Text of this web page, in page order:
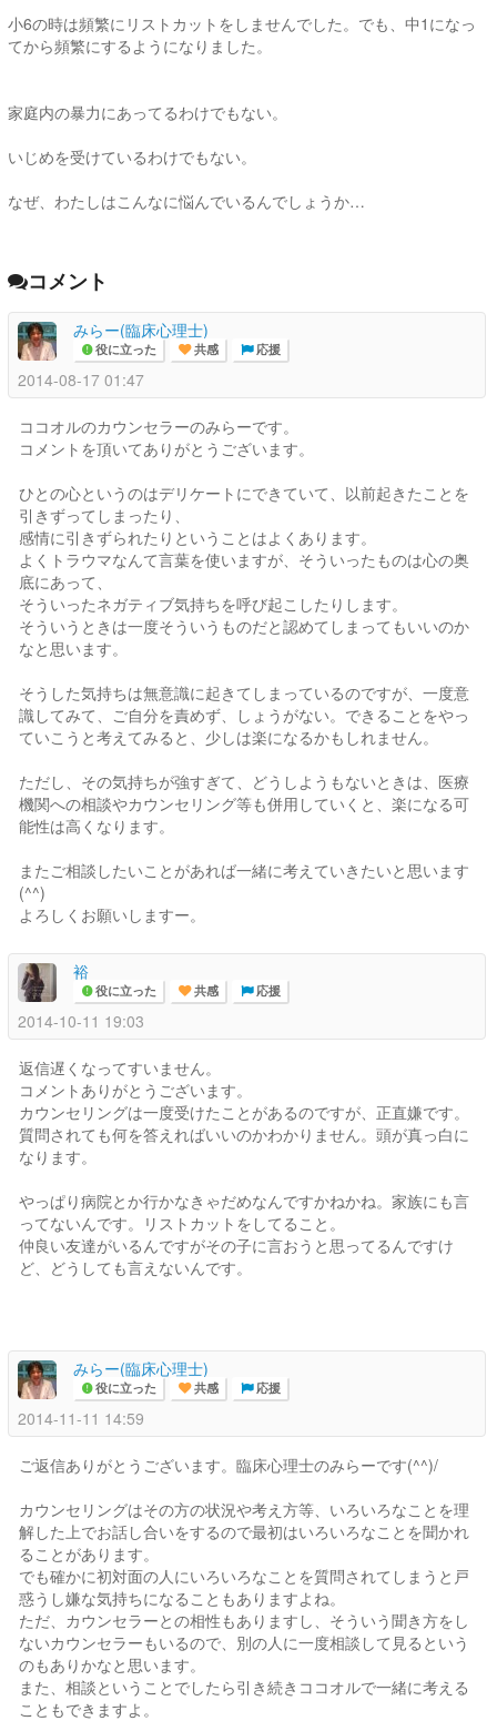
小6の時は頻繁にリストカットをしませんでした。でも、中1になっ
てから頻繁にするようになりました。
家庭内の暴力にあってるわけでもない。
いじめを受けているわけでもない。
なぜ、わたしはこんなに悩んでいるんでしょうか…
コメント
みらー(臨床心理士)
役に立った 共感 応援
2014-08-17 01:47
ココオルのカウンセラーのみらーです。
コメントを頂いてありがとうございます。
ひとの心というのはデリケートにできていて、以前起きたことを
引きずってしまったり、
感情に引きずられたりということはよくあります。
よくトラウマなんて言葉を使いますが、そういったものは心の奥
底にあって、
そういったネガティブ気持ちを呼び起こしたりします。
そういうときは一度そういうものだと認めてしまってもいいのか
なと思います。
そうした気持ちは無意識に起きてしまっているのですが、一度意
識してみて、ご自分を責めず、しょうがない。できることをやっ
ていこうと考えてみると、少しは楽になるかもしれません。
ただし、その気持ちが強すぎて、どうしようもないときは、医療
機関への相談やカウンセリング等も併用していくと、楽になる可
能性は高くなります。
またご相談したいことがあれば一緒に考えていきたいと思います
(^^)
よろしくお願いしますー。
裕
役に立った 共感 応援
2014-10-11 19:03
返信遅くなってすいません。
コメントありがとうございます。
カウンセリングは一度受けたことがあるのですが、正直嫌です。
質問されても何を答えればいいのかわかりません。頭が真っ白に
なります。
やっぱり病院とか行かなきゃだめなんですかねかね。家族にも言
ってないんです。リストカットをしてること。
仲良い友達がいるんですがその子に言おうと思ってるんですけ
ど、どうしても言えないんです。
みらー(臨床心理士)
役に立った 共感 応援
2014-11-11 14:59
ご返信ありがとうございます。臨床心理士のみらーです(^^)/
カウンセリングはその方の状況や考え方等、いろいろなことを理
解した上でお話し合いをするので最初はいろいろなことを聞かれ
ることがあります。
でも確かに初対面の人にいろいろなことを質問されてしまうと戸
惑うし嫌な気持ちになることもありますよね。
ただ、カウンセラーとの相性もありますし、そういう聞き方をし
ないカウンセラーもいるので、別の人に一度相談して見るという
のもありかなと思います。
また、相談ということでしたら引き続きココオルで一緒に考える
こともできますよ。